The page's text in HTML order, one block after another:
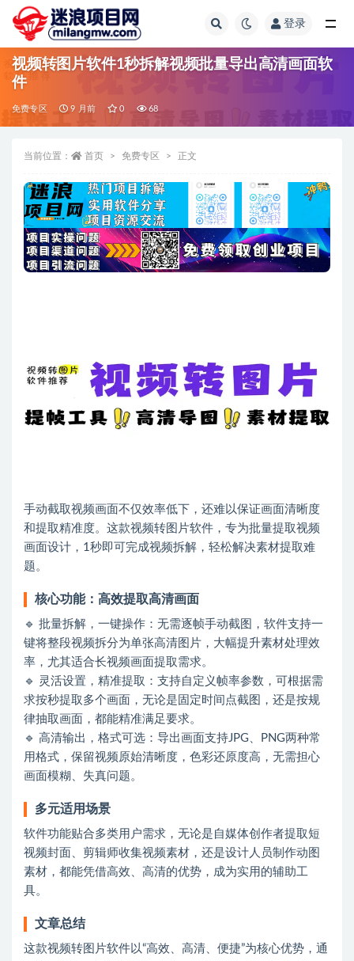
登录
视频转图片软件1秒拆解视频批量导出高清画面软
件
免费专区 9 月前 0 68
当前位置： 首页 免费专区 正文
手动截取视频画面不仅效率低下，还难以保证画面清晰度
和提取精准度。这款视频转图片软件，专为批量提取视频
画面设计，1秒即可完成视频拆解，轻松解决素材提取难
题。
核心功能：高效提取高清画面
🔹 批量拆解，一键操作：无需逐帧手动截图，软件支持一
键将整段视频拆分为单张高清图片，大幅提升素材处理效
率，尤其适合长视频画面提取需求。
🔹 灵活设置，精准提取：支持自定义帧率参数，可根据需
求按秒提取多个画面，无论是固定时间点截图，还是按规
律抽取画面，都能精准满足要求。
🔹 高清输出，格式可选：导出画面支持JPG、PNG两种常
用格式，保留视频原始清晰度，色彩还原度高，无需担心
画面模糊、失真问题。
多元适用场景
软件功能贴合多类用户需求，无论是自媒体创作者提取短
视频封面、剪辑师收集视频素材，还是设计人员制作动图
素材，都能凭借高效、高清的优势，成为实用的辅助工
具。
文章总结
这款视频转图片软件以“高效、高清、便捷”为核心优势，通
全部